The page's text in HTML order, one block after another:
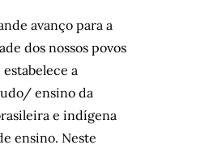
avanço para a
dos nossos povos
a
ensino da
e indígena
ensino. Neste